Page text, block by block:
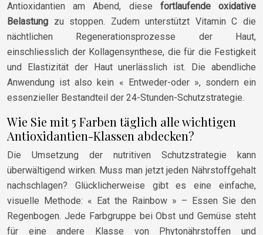
Antioxidantien am Abend, diese fortlaufende oxidative
Belastung zu stoppen. Zudem unterstützt Vitamin C die
nächtlichen Regenerationsprozesse der Haut,
einschliesslich der Kollagensynthese, die für die Festigkeit
und Elastizität der Haut unerlässlich ist. Die abendliche
Anwendung ist also kein « Entweder-oder », sondern ein
essenzieller Bestandteil der 24-Stunden-Schutzstrategie.
Wie Sie mit 5 Farben täglich alle wichtigen
Antioxidantien-Klassen abdecken?
Die Umsetzung der nutritiven Schutzstrategie kann
überwältigend wirken. Muss man jetzt jeden Nährstoffgehalt
nachschlagen? Glücklicherweise gibt es eine einfache,
visuelle Methode: « Eat the Rainbow » – Essen Sie den
Regenbogen. Jede Farbgruppe bei Obst und Gemüse steht
für eine andere Klasse von Phytonährstoffen und